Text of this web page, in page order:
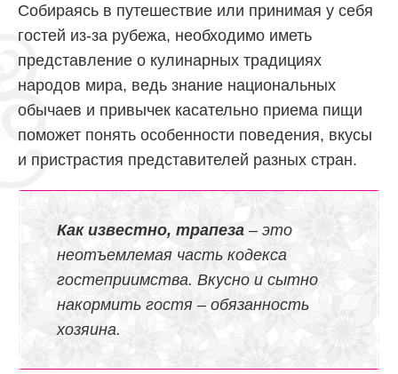
Собираясь в путешествие или принимая у себя
гостей из-за рубежа, необходимо иметь
представление о кулинарных традициях
народов мира, ведь знание национальных
обычаев и привычек касательно приема пищи
поможет понять особенности поведения, вкусы
и пристрастия представителей разных стран.
Как известно, трапеза – это
неотъемлемая часть кодекса
гостеприимства. Вкусно и сытно
накормить гостя – обязанность
хозяина.